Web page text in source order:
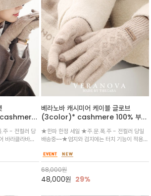
촉감과 뛰
시미어 혼방
햇
주 - 전컬러 당
바라클라바와
감촉이 매우
이감 있게 얼굴
베라노바 캐시미어 케이블 글로브
(3color)* cashmere 100% 부드
러운 촉감과 따뜻함이 뛰어난 캐시미어
혼방 소재로 제작된 니트 장갑
★한파 한정 세일 ★주.문.폭.주 - 전컬러 당일
배송중~~★엄지와 검지에는 터치 기능이 적용되
케이블 짜임 디테일이 들어가 포근하고 고급스러
운 포인트를 더했습니다.손목 부
분'Cashmere' 레더 라벨이 부착
68,000원
48,000원 29%